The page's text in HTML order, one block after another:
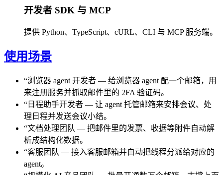
开发者 SDK 与 MCP
提供 Python、TypeScript、cURL、CLI 与 MCP 服务端。
使用场景
“浏览器 agent 开发者 — 给浏览器 agent 配一个邮箱，用
来注册服务并抓取邮件里的 2FA 验证码。
“ 日程助手开发者 — 让 agent 托管邮箱来安排会议、处
理日程并发送会议小结。
“文档处理团队 — 把邮件里的发票、收据等附件自动解
析成结构化数据。
“客服团队 — 接入客服邮箱并自动把线程分派给对应的
agent。